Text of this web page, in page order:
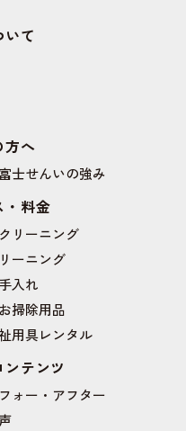
いて
方へ
士せんいの強み
・料金
リーニング
ーニング
入れ
掃除用品
用具レンタル
テンツ
ォー・アフター